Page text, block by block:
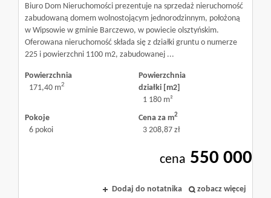
w
Biuro Dom Nieruchomości prezentuje na sprzedaż nieruchomość
zabudowaną domem wolnostojącym jednorodzinnym, położoną
w Wipsowie w gminie Barczewo, w powiecie olsztyńskim.
Oferowana nieruchomość składa się z działki gruntu o numerze
225 i powierzchni 1100 m2, zabudowanej ...
Powierzchnia
171,40 m2
Powierzchnia
działki [m2]
1 180 m²
Pokoje
6 pokoi
Cena za m2
3 208,87 zł
cena 550 000
Dodaj do notatnika zobacz więcej